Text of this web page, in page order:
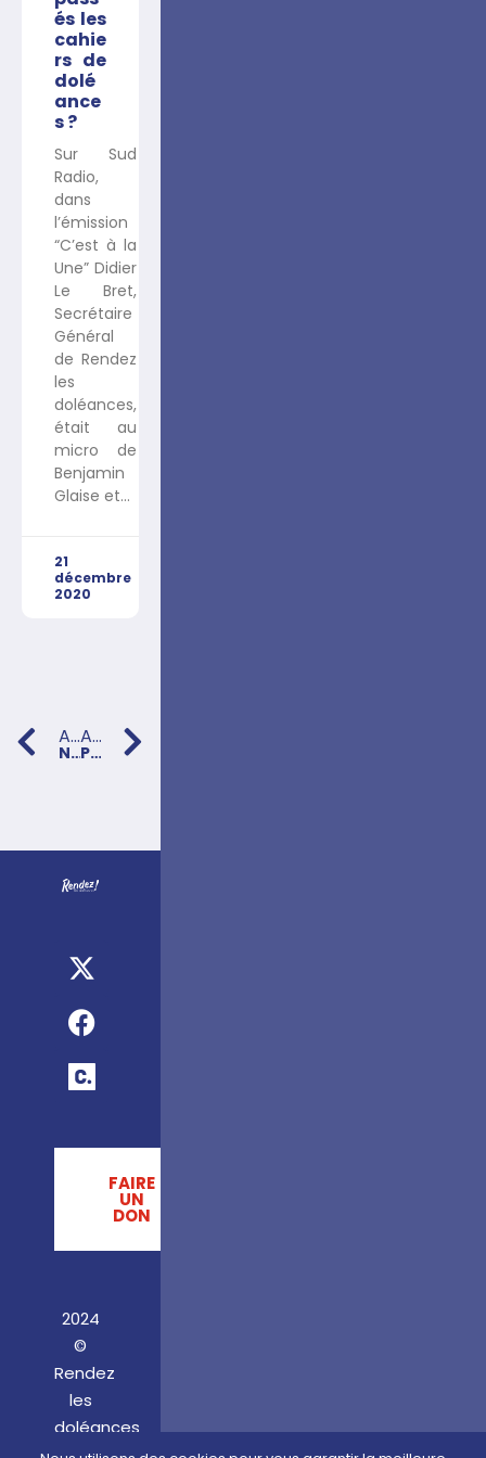
és les
cahie
rs de
dolé
ance
s ?
Sur Sud
Radio,
dans
l’émission
“C’est à la
Une” Didier
Le Bret,
Secrétaire
Général
de Rendez
les
doléances,
était au
micro de
Benjamin
Glaise et
21
décembre
2020
ARTICLE PRÉCÉDENT
Notre tribune dans Le Monde
ARTICLE SUIVANT
PARIS : Lancement de l’association « Rendez les doléances » !
FAIRE
UN
DON
2024
©
Rendez
les
doléances